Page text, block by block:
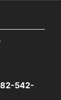
542-